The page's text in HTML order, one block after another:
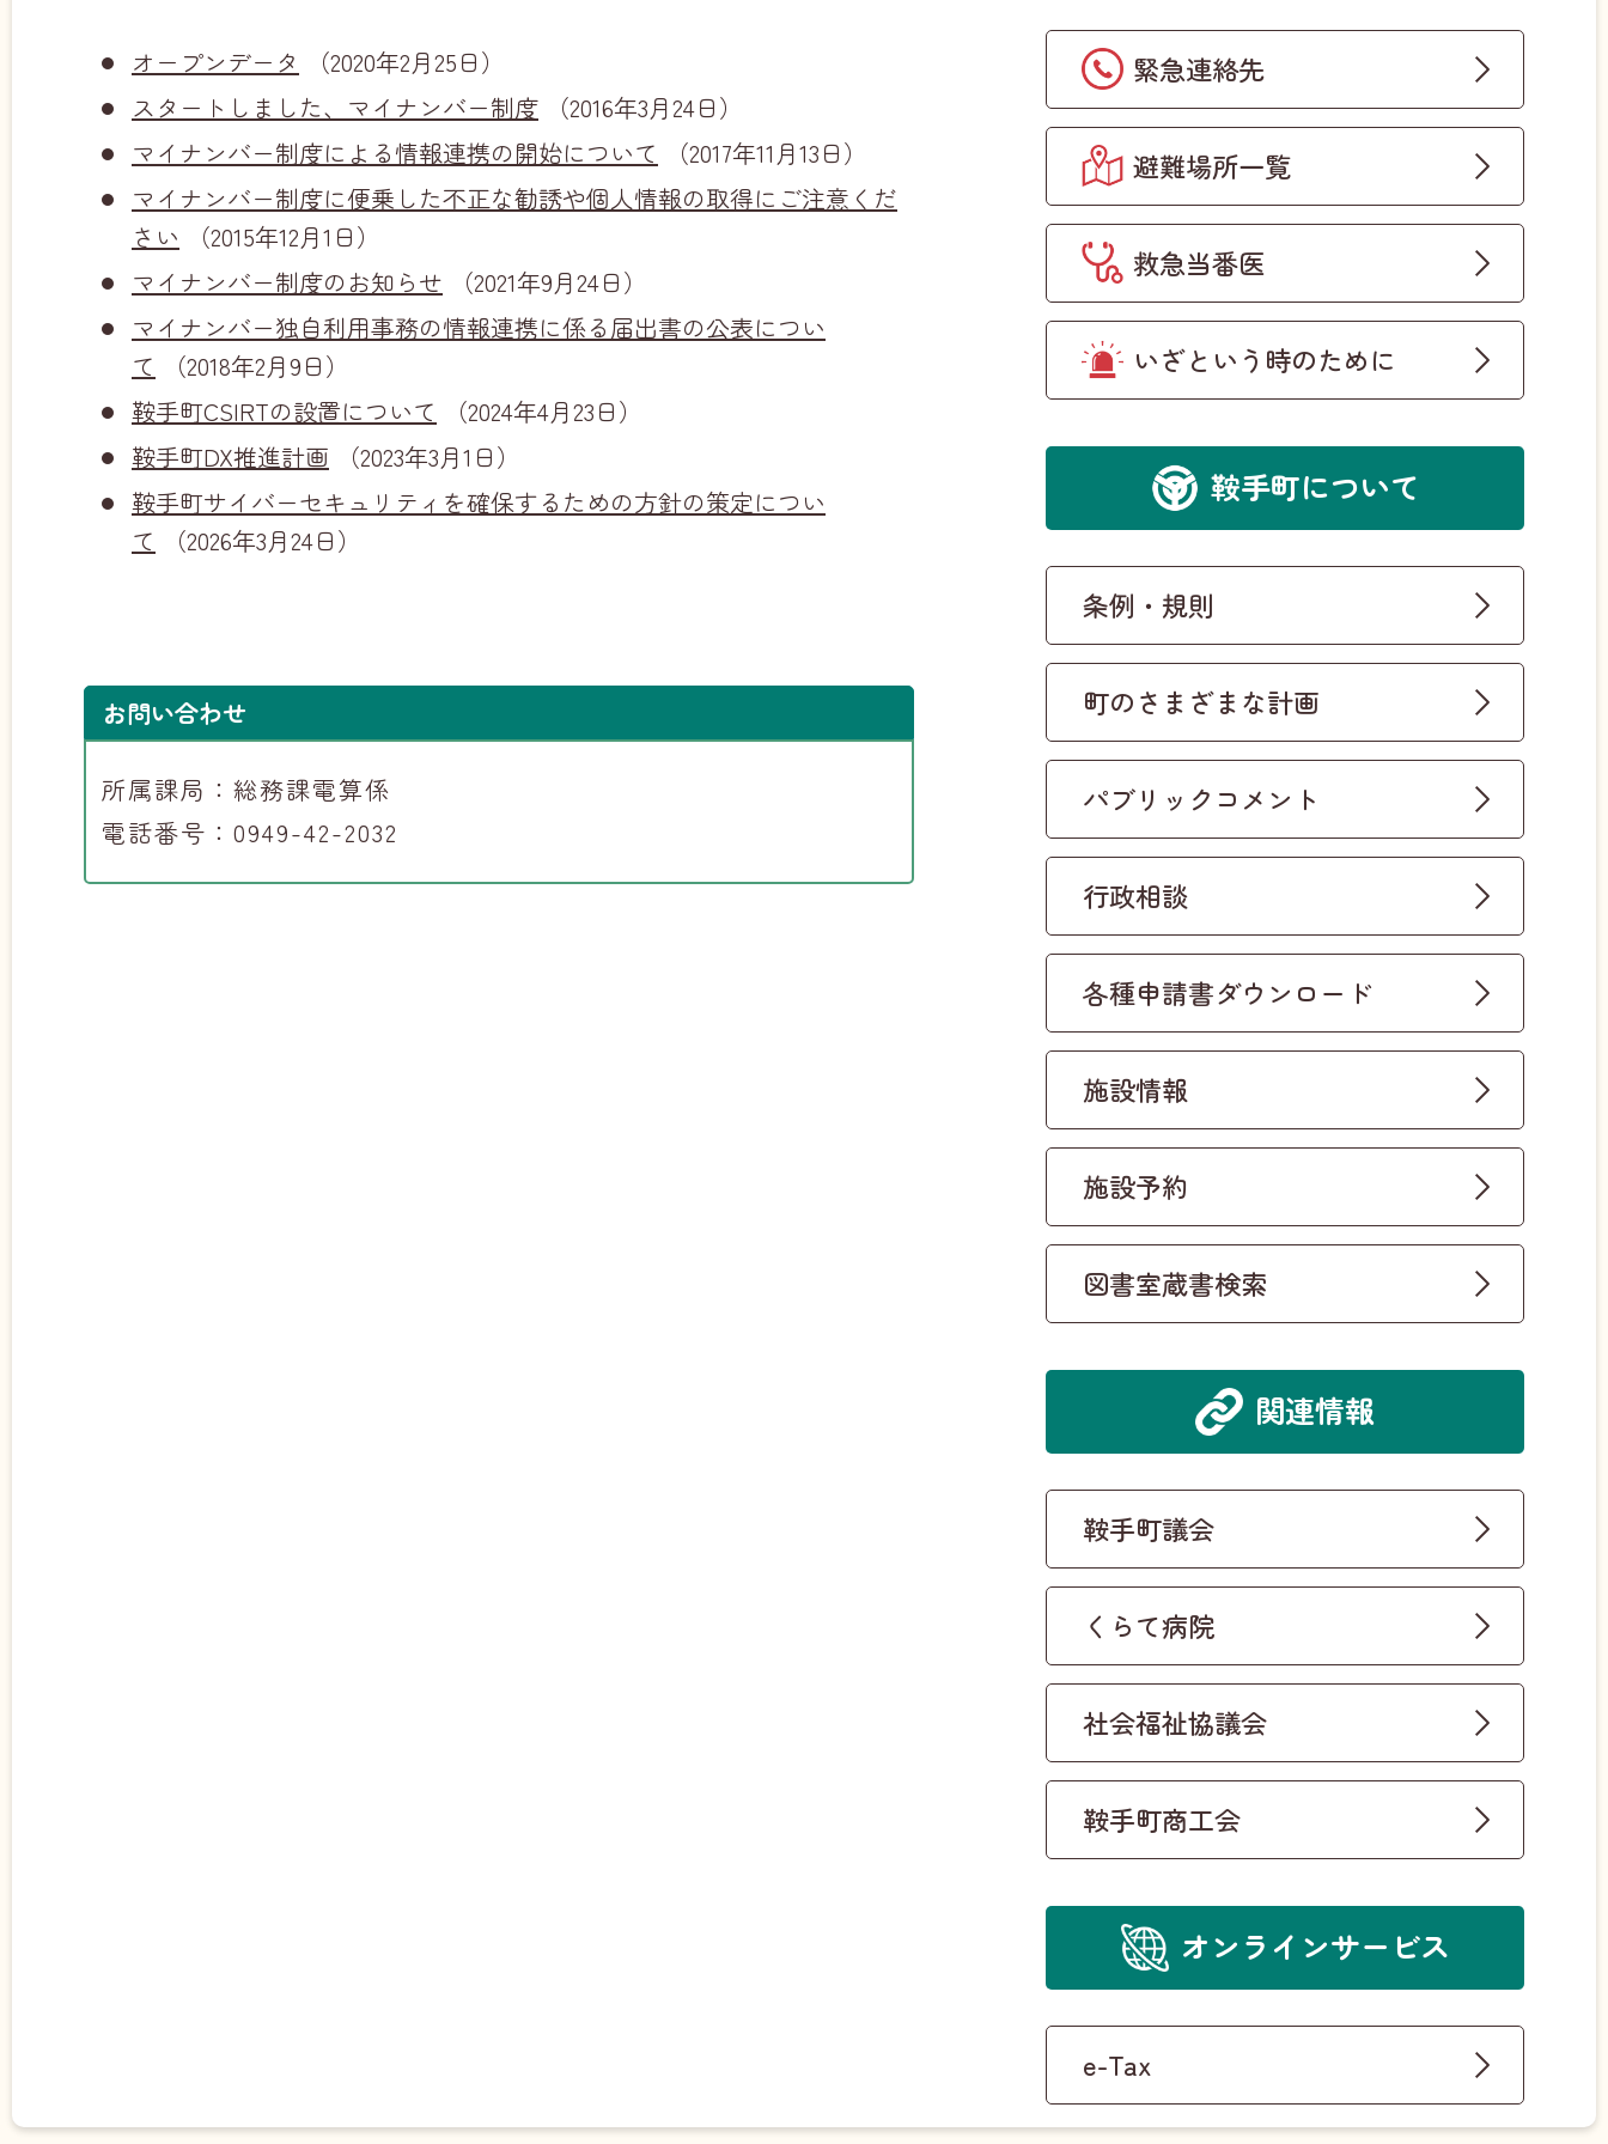
オープンデータ
（2020年2月25日）
スタートしました、マイナンバー制度 （2016年3月24日）
マイナンバー制度による情報連携の開始について
（2017年11月13日）
マイナンバー制度に便乗した不正な勧誘や個人情報の取得にご注意くだ
さい （2015年12月1日）
マイナンバー制度のお知らせ （2021年9月24日）
マイナンバー独自利用事務の情報連携に係る届出書の公表につい
て
（2018年2月9日）
鞍手町CSIRTの設置について
（2024年4月23日）
鞍手町DX推進計画 （2023年3月1日）
鞍手町サイバーセキュリティを確保するための方針の策定につい
て
（2026年3月24日）
お問い合わせ
所属課局：総務課電算係
電話番号：0949-42-2032
緊急連絡先
避難場所一覧
救急当番医
いざという時のために
鞍手町について
条例・規則
町のさまざまな計画
パブリックコメント
行政相談
各種申請書ダウンロード
施設情報
施設予約
図書室蔵書検索
関連情報
鞍手町議会
くらて病院
社会福祉協議会
鞍手町商工会
オンラインサービス
e-Tax